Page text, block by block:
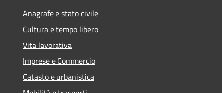
Anagrafe e stato civile
Cultura e tempo libero
Vita lavorativa
Imprese e Commercio
Catasto e urbanistica